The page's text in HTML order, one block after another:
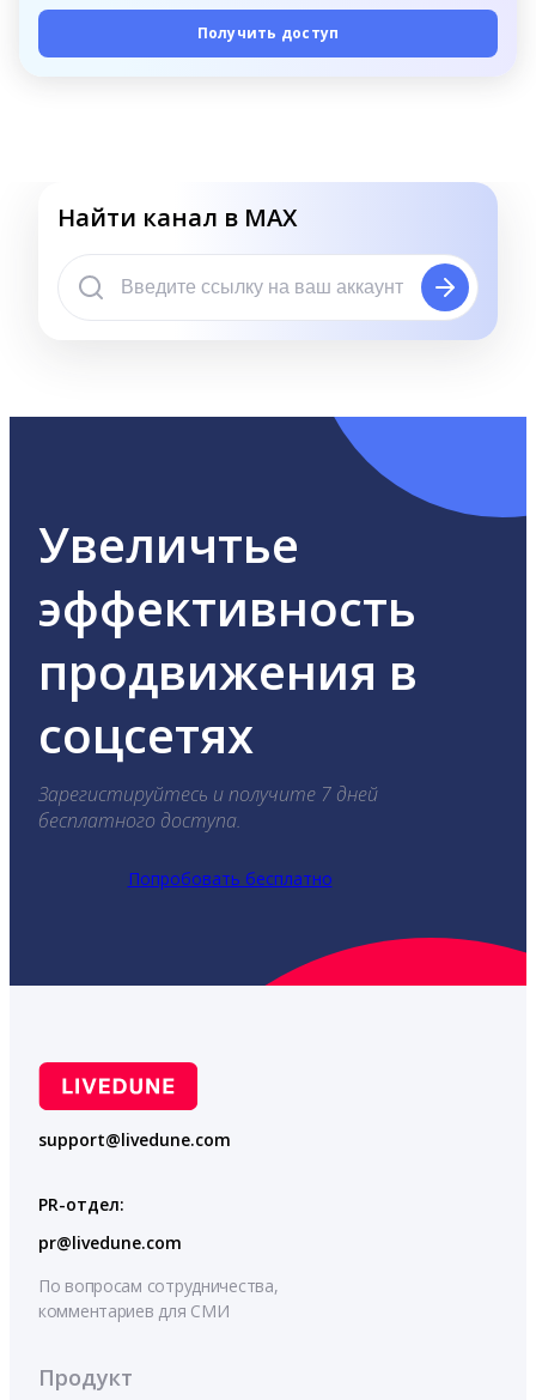
Получить доступ
Найти канал в MAX
Увеличтье
эффективность
продвижения в
соцсетях
Зарегистируйтесь и получите 7 дней
бесплатного доступа.
Попробовать бесплатно
support@livedune.com
PR-отдел:
pr@livedune.com
По вопросам сотрудничества,
комментариев для СМИ
Продукт